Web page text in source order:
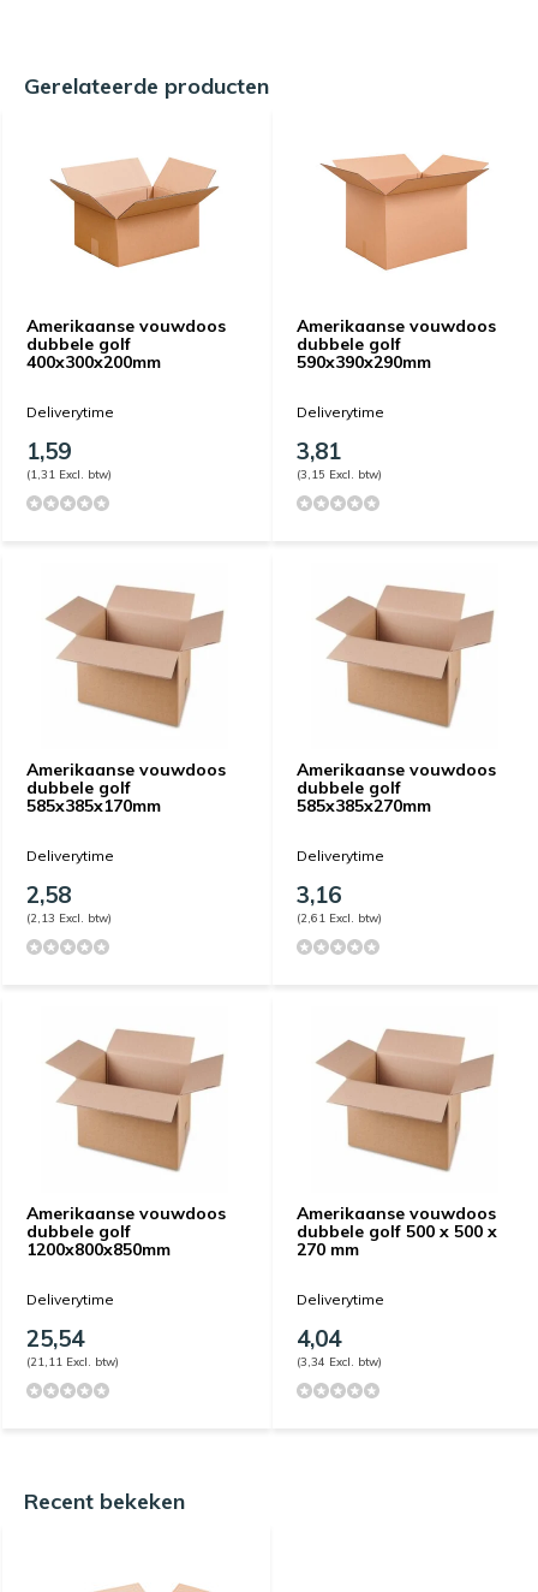
Gerelateerde producten
Amerikaanse vouwdoos
dubbele golf
400x300x200mm
Deliverytime
1,59
(1,31 Excl. btw)
Amerikaanse vouwdoos
dubbele golf
590x390x290mm
Deliverytime
3,81
(3,15 Excl. btw)
Amerikaanse vouwdoos
dubbele golf
585x385x170mm
Deliverytime
2,58
(2,13 Excl. btw)
Amerikaanse vouwdoos
dubbele golf
585x385x270mm
Deliverytime
3,16
(2,61 Excl. btw)
Amerikaanse vouwdoos
dubbele golf
1200x800x850mm
Deliverytime
25,54
(21,11 Excl. btw)
Amerikaanse vouwdoos
dubbele golf 500 x 500 x
270 mm
Deliverytime
4,04
(3,34 Excl. btw)
Recent bekeken